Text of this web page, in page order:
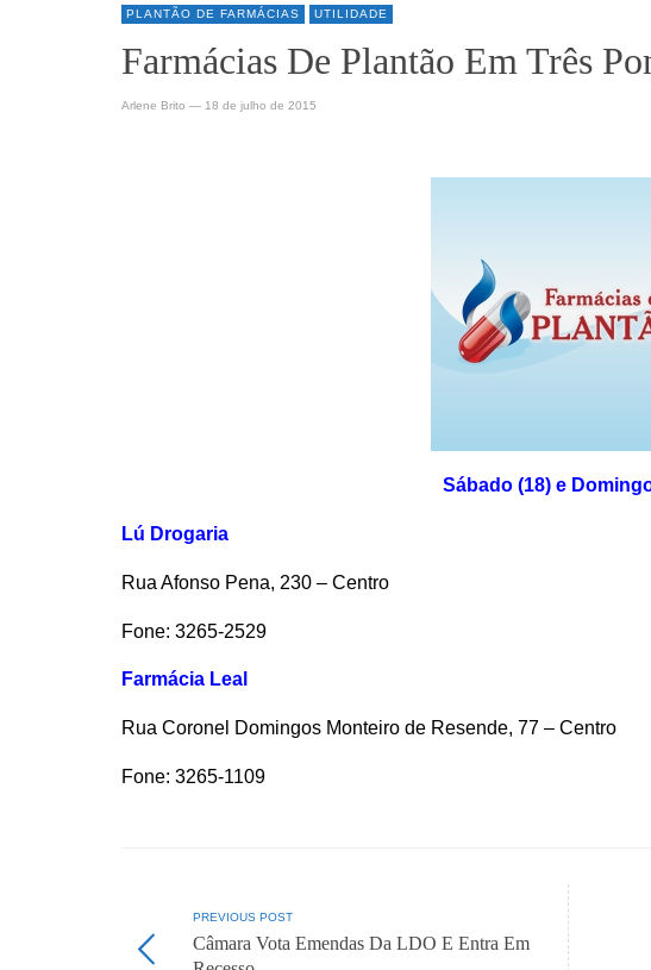
PLANTÃO DE FARMÁCIAS UTILIDADE
Farmácias De Plantão Em Três
Arlene Brito — 18 de julho de 2015
Sábado (18) e
Lú Drogaria
Rua Afonso Pena, 230 – Centro
Fone: 3265-2529
Farmácia Leal
Rua Coronel Domingos Monteiro de Resende, 77 – Centro
Fone: 3265-1109
PREVIOUS POST
Câmara Vota Emendas Da LDO E Entra Em